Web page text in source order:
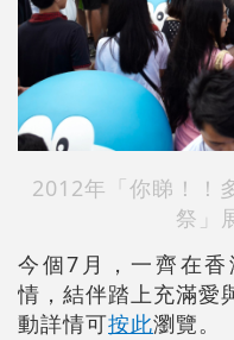
2012年「你睇！！
祭」
今個7月，一齊在
情，結伴踏上充滿愛
動詳情可按此瀏覽。